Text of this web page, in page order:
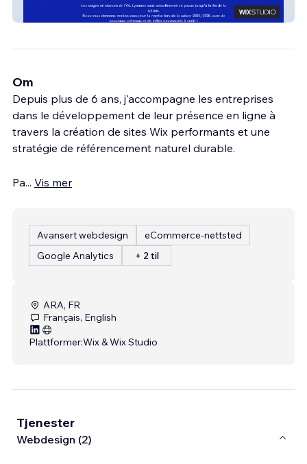
STAGE OL FEMIMN
Om
Depuis plus de 6 ans, j'accompagne les entreprises
dans le développement de leur présence en ligne à
travers la création de sites Wix performants et une
stratégie de référencement naturel durable.
Pa... Vis mer
Avansert webdesign
eCommerce-nettsted
Google Analytics
+ 2 til
ARA, FR
Français, English
Plattformer:Wix & Wix Studio
Tjenester
Webdesign (2)